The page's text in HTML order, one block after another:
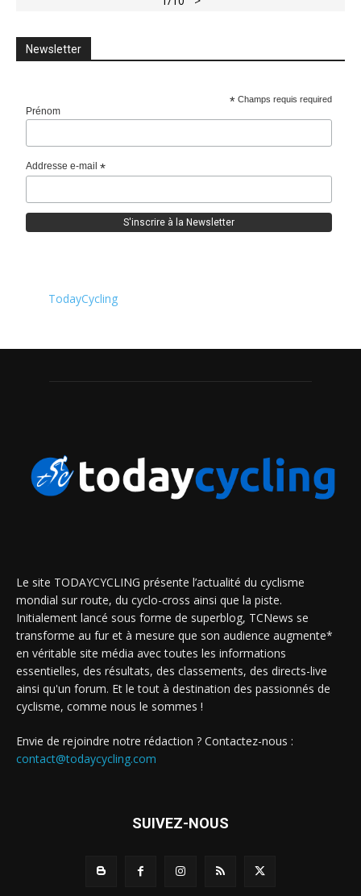
Newsletter
* Champs requis required
Prénom
Addresse e-mail*
TodayCycling
Le site TODAYCYCLING présente l’actualité du cyclisme
mondial sur route, du cyclo-cross ainsi que la piste.
Initialement lancé sous forme de superblog, TCNews se
transforme au fur et à mesure que son audience augmente*
en véritable site média avec toutes les informations
essentielles, des résultats, des classements, des directs-live
ainsi qu'un forum. Et le tout à destination des passionnés de
cyclisme, comme nous le sommes !
Envie de rejoindre notre rédaction ? Contactez-nous :
contact@todaycycling.com
SUIVEZ-NOUS